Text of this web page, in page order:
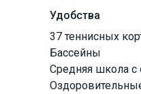
Удобства
37 теннисных
Бассейны
Средняя школа с